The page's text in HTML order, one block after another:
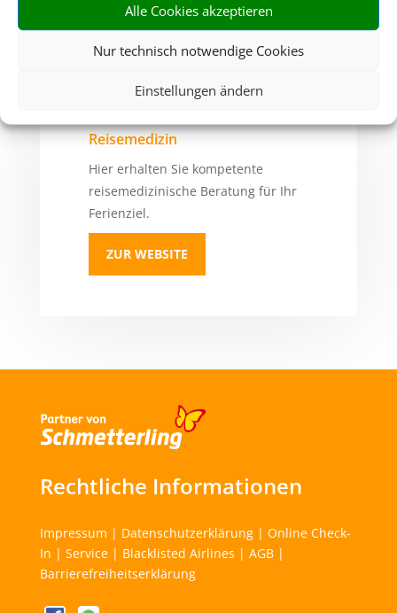
Alle Cookies akzeptieren
Nur technisch notwendige Cookies
Einstellungen ändern
ZUR WEBSITE
Reisemedizin
Hier erhalten Sie kompetente
reisemedizinische Beratung für Ihr
Ferienziel.
ZUR WEBSITE
Rechtliche Informationen
Impressum | Datenschutzerklärung| Online Check-
In | Service| Blacklisted Airlines | AGB|
Barrierefreiheitserklärung